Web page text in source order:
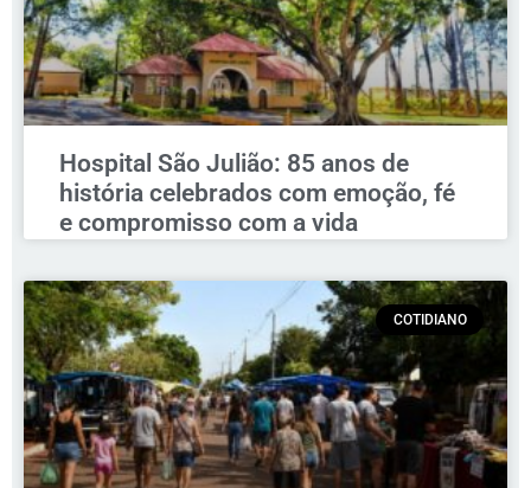
Hospital São Julião: 85 anos de
história celebrados com emoção, fé
e compromisso com a vida
COTIDIANO